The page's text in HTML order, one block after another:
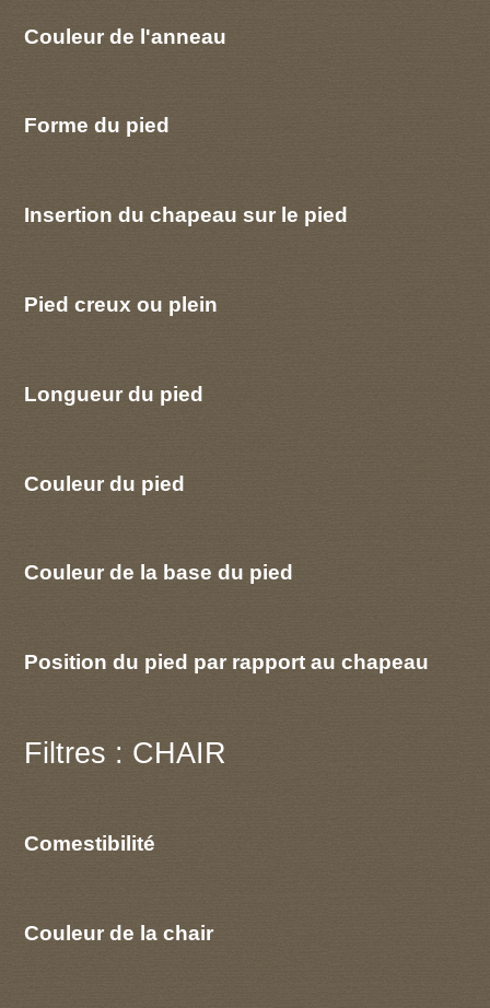
Couleur de l'anneau
Forme du pied
Insertion du chapeau sur le pied
Pied creux ou plein
Longueur du pied
Couleur du pied
Couleur de la base du pied
Position du pied par rapport au chapeau
Filtres : CHAIR
Comestibilité
Couleur de la chair